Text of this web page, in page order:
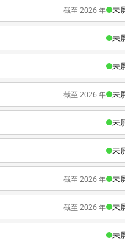
截至 2026 年 未
未
未
截至 2026 年 未
未
未
截至 2026 年 未
截至 2026 年 未
未